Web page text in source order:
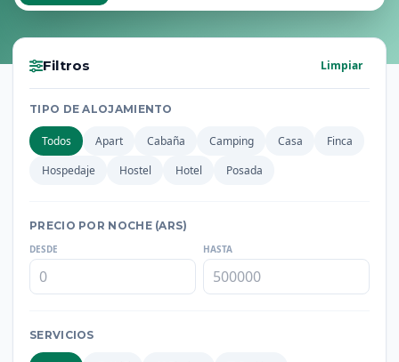
Filtros Limpiar
TIPO DE ALOJAMIENTO
Todos Apart Cabaña Camping Casa
Finca
Hospedaje
Hostel Hotel Posada
PRECIO POR NOCHE (ARS)
DESDE HASTA
SERVICIOS